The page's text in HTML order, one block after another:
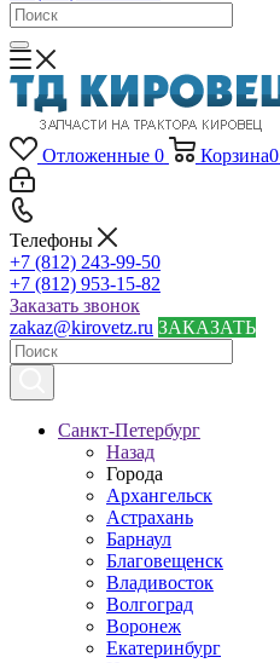
Отложенные 0 Корзина0
Телефоны
+7 (812) 243-99-50
+7 (812) 953-15-82
Заказать звонок
zakaz@kirovetz.ru ЗАКАЗАТЬ
Санкт-Петербург
Назад
Города
Архангельск
Астрахань
Барнаул
Благовещенск
Владивосток
Волгоград
Воронеж
Екатеринбург